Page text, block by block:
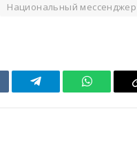
Национальный мессенджер
Telegram